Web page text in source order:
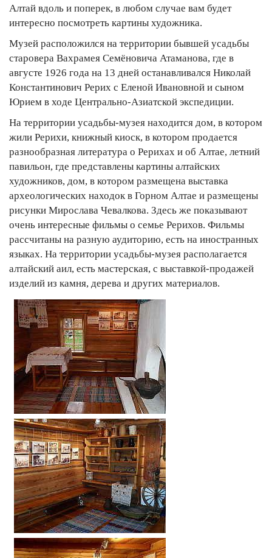
Алтай вдоль и поперек, в любом случае вам будет
интересно посмотреть картины художника.
Музей расположился на территории бывшей усадьбы
старовера Вахрамея Семёновича Атаманова, где в
августе 1926 года на 13 дней останавливался Николай
Константинович Рерих с Еленой Ивановной и сыном
Юрием в ходе Центрально-Азиатской экспедиции.
На территории усадьбы-музея находится дом, в котором
жили Рерихи, книжный киоск, в котором продается
разнообразная литература о Рерихах и об Алтае, летний
павильон, где представлены картины алтайских
художников, дом, в котором размещена выставка
археологических находок в Горном Алтае и размещены
рисунки Мирослава Чевалкова. Здесь же показывают
очень интересные фильмы о семье Рерихов. Фильмы
рассчитаны на разную аудиторию, есть на иностранных
языках. На территории усадьбы-музея располагается
алтайский аил, есть мастерская, с выставкой-продажей
изделий из камня, дерева и других материалов.